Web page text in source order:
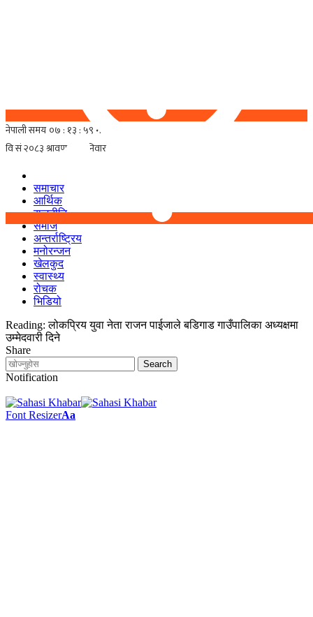
समाचार
आर्थिक
राजनीति
समाज
अन्तर्राष्ट्रिय
मनोरन्जन
खेलकुद
स्वास्थ्य
रोचक
भिडियो
Reading: लोकप्रिय युवा नेता राजन पाईजाले बडिगाड गाउँपालिका अध्यक्षमा
उम्मेदवारी दिने
Share
Notification
Font ResizerAa